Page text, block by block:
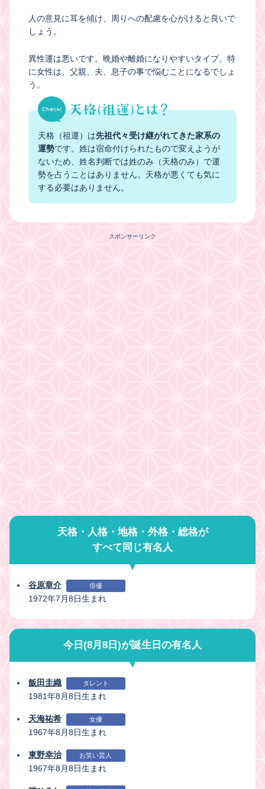
人の意見に耳を傾け、周りへの配慮を心がけると良いで
しょう。
異性運は悪いです。晩婚や離婚になりやすいタイプ。特
に女性は、父親、夫、息子の事で悩むことになるでしょ
う。
天格（祖運）は先祖代々受け継がれてきた家系の
運勢です。姓は宿命付けられたもので変えようが
ないため、姓名判断では姓のみ（天格のみ）で運
勢を占うことはありません。天格が悪くても気に
する必要はありません。
スポンサーリンク
天格・人格・地格・外格・総格が
すべて同じ有名人
谷原章介 俳優
1972年7月8日生まれ
今日(8月8日)が誕生日の有名人
飯田圭織 タレント
1981年8月8日生まれ
天海祐希 女優
1967年8月8日生まれ
東野幸治 お笑い芸人
1967年8月8日生まれ